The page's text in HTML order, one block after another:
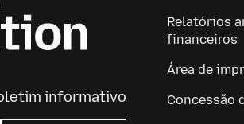
informativo
Relatórios
financeiros
Área de
Concessão